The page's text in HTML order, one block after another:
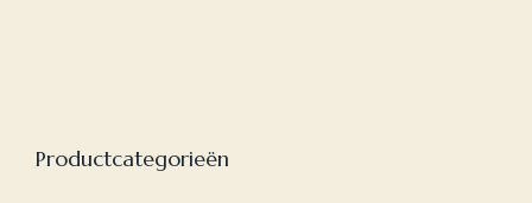
Productcategorieën